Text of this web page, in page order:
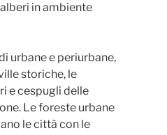
in ambiente
urbane e periurbane,
storiche, le
e cespugli delle
Le foreste urbane
le città con le